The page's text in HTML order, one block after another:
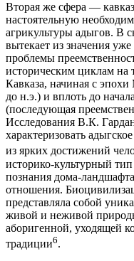
Вторая же сфера —
настоятельную
агрикультуры адыгов. В
вытекает из значения
проблемы
историческим циклам на
Кавказа, начиная с
до н.э.) и вплоть до
(последующая
Исследования В.К.
характеризовать
из ярких достижений
историко-культурный
познания дома-
отношения.
представляла собой
живой и неживой
аборигенной, уходящей
традиции6.